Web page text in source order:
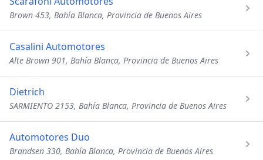
Brown 453, Bahía Blanca, Provincia de Buenos Aires
Casalini Automotores
Alte Brown 901, Bahía Blanca, Provincia de Buenos Aires
Dietrich
SARMIENTO 2153, Bahía Blanca, Provincia de Buenos Aires
Automotores Duo
Brandsen 330, Bahía Blanca, Provincia de Buenos Aires